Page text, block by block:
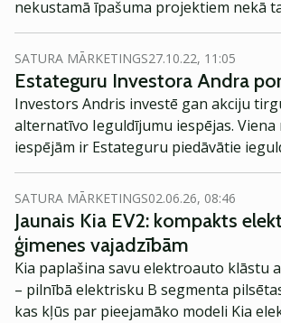
nekustamā īpašuma projektiem nekā
pirms gada.
SATURA MĀRKETINGS27.10.22, 11:05
Estateguru Investora Andra
Investors Andris investē gan akciju
alternatīvo Ieguldījumu iespējas. Viena
iespējām ir Estateguru piedāvātie
aizdevumos ar nekustamā īpašuma
SATURA MĀRKETINGS02.06.26, 08:46
Jaunais Kia EV2: kompakts
ģimenes vajadzībām
Kia paplašina savu elektroauto klāstu
– pilnībā elektrisku B segmenta
kas kļūs par pieejamāko modeli Kia